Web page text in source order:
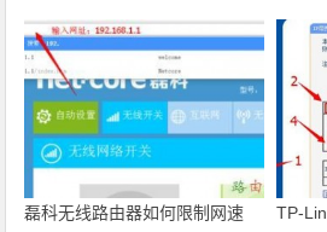
磊科无线路由器如何限制网速
TP-